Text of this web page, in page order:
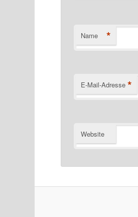
Name *
E-Mail-Adresse *
Website